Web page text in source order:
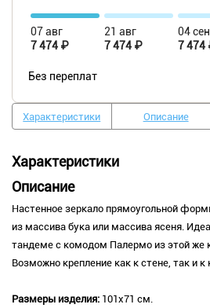
07 авг
7 474 ₽
21 авг
7 474 ₽
04 сен
7 474
Без переплат
Характеристики Описание
Характеристики
Описание
Настенное зеркало прямоугольной
из массива бука или массива ясеня.
тандеме с комодом Палермо из этой же
Возможно крепление как к стене, так и к
Размеры изделия: 101х71 см.